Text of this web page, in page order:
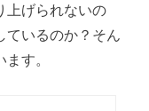
上げられないの
ているのか？そん
す。